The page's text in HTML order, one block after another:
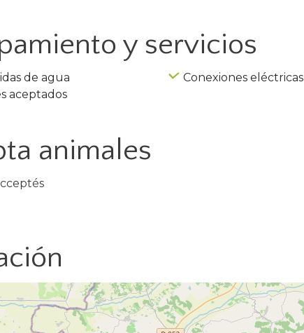
y servicios
de agua
aceptados
Conexiones eléctricas
animales